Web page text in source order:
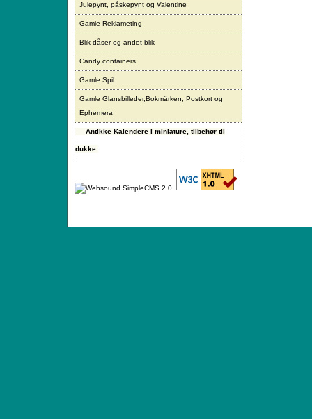
Julepynt, påskepynt og Valentine
Gamle Reklameting
Blik dåser og andet blik
Candy containers
Gamle Spil
Gamle Glansbilleder,Bokmärken, Postkort og
Ephemera
Antikke Kalendere i miniature, tilbehør til
dukke.